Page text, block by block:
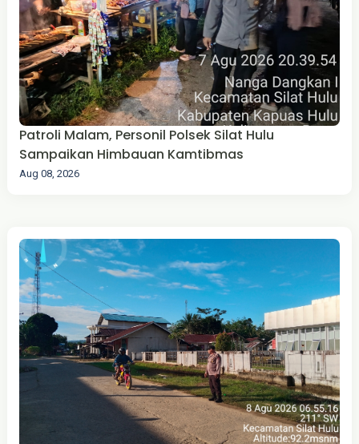
Patroli Malam, Personil Polsek Silat Hulu
Sampaikan Himbauan Kamtibmas
Aug 08, 2026